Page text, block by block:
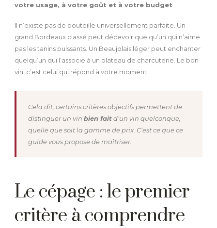
votre usage, à votre goût et à votre budget
Il n’existe pas de bouteille universellement parfaite. Un
grand Bordeaux classé peut décevoir quelqu’un qui n’aime
pas les tanins puissants. Un Beaujolais léger peut enchanter
quelqu’un qui l’associe à un plateau de charcuterie. Le bon
vin, c’est celui qui répond à votre moment.
Cela dit, certains critères objectifs permettent de
distinguer un vin bien faitd’un vin quelconque,
quelle que soit la gamme de prix. C’est ce que ce
guide vous propose de maîtriser.
Le cépage : le premier
critère à comprendre